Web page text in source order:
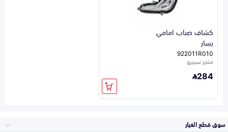
كشاف ضباب امامي
يسار
922011R010
متجر سبيرو
284
سوق قطع الغيار